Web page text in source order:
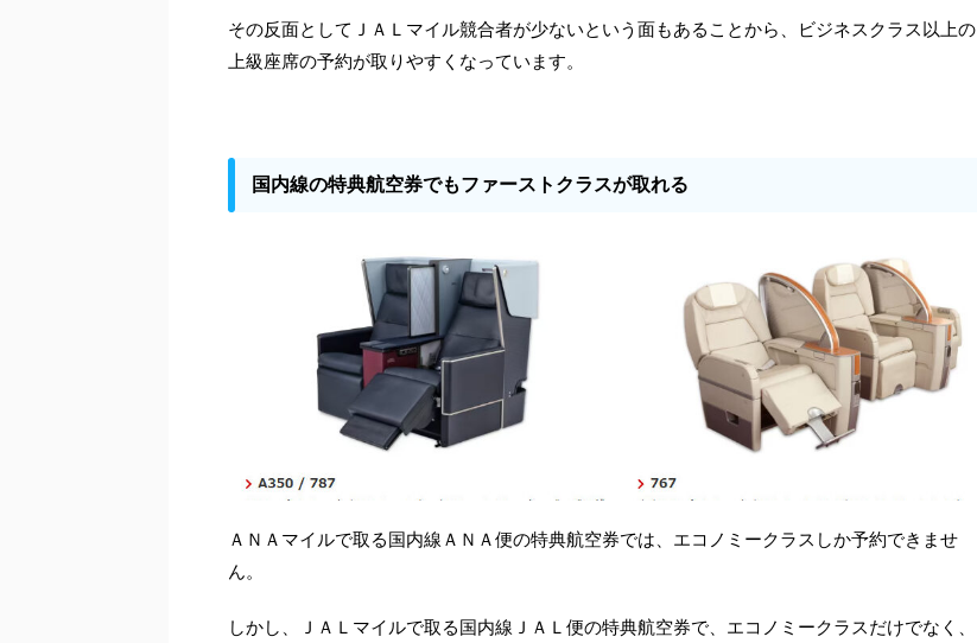
その反面としてＪＡＬマイル競合者が少ないという面もあることから、ビジネスクラス以上の
上級座席の予約が取りやすくなっています。
国内線の特典航空券でもファーストクラスが取れる
ＡＮＡマイルで取る国内線ＡＮＡ便の特典航空券では、エコノミークラスしか予約できませ
ん。
しかし、ＪＡＬマイルで取る国内線ＪＡＬ便の特典航空券で、エコノミークラスだけでなく、